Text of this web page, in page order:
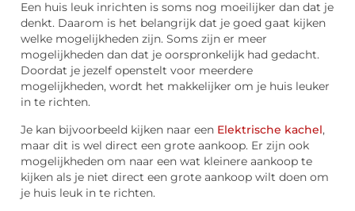
Een huis leuk inrichten is soms nog moeilijker dan dat je
denkt. Daarom is het belangrijk dat je goed gaat kijken
welke mogelijkheden zijn. Soms zijn er meer
mogelijkheden dan dat je oorspronkelijk had gedacht.
Doordat je jezelf openstelt voor meerdere
mogelijkheden, wordt het makkelijker om je huis leuker
in te richten.
Je kan bijvoorbeeld kijken naar een Elektrische kachel,
maar dit is wel direct een grote aankoop. Er zijn ook
mogelijkheden om naar een wat kleinere aankoop te
kijken als je niet direct een grote aankoop wilt doen om
je huis leuk in te richten.